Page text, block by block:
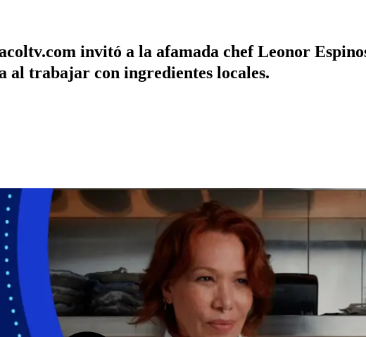
invitó a la afamada chef Leonor
al trabajar con ingredientes locales.